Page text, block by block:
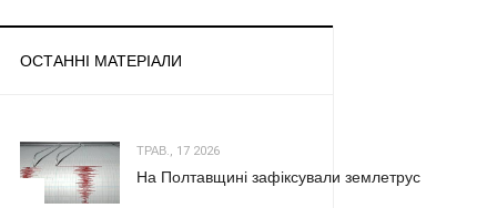
ОСТАННІ МАТЕРІАЛИ
ТРАВ., 17 2026
На Полтавщині зафіксували землетрус